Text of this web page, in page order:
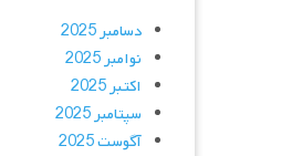
دسامبر 2025
نوامبر 2025
اکتبر 2025
سپتامبر 2025
آگوست 2025